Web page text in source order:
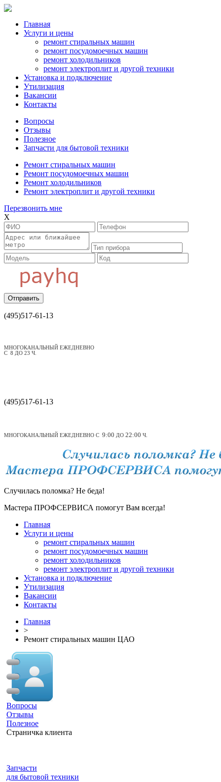
Главная
Услуги и цены
ремонт стиральных машин
ремонт посудомоечных машин
ремонт холодильников
ремонт электроплит и другой техники
Установка и подключение
Утилизация
Вакансии
Контакты
Вопросы
Отзывы
Полезное
Запчасти для бытовой техники
Ремонт стиральных машин
Ремонт посудомоечных машин
Ремонт холодильников
Ремонт электроплит и другой техники
Перезвонить мне
X
Отправить
(495)517-61-13
МНОГОКАНАЛЬНЫЙ ЕЖЕДНЕВНО
С 8 ДО 23 Ч.
(495)517-61-13
МНОГОКАНАЛЬНЫЙ ЕЖЕДНЕВНО С 9:00 ДО 22:00 Ч
Случилась поломка? Не беда!
Мастера ПРОФСЕРВИСА помогут Вам всегда!
Главная
Услуги и цены
ремонт стиральных машин
ремонт посудомоечных машин
ремонт холодильников
ремонт электроплит и другой техники
Установка и подключение
Утилизация
Вакансии
Контакты
Главная
>
Ремонт стиральных машин ЦАО
Вопросы
Отзывы
Полезное
Страничка клиента
Запчасти
для бытовой техники